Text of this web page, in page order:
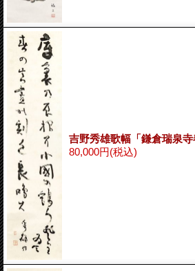
吉野秀雄歌幅「鎌倉瑞泉寺
80,000円(税込)